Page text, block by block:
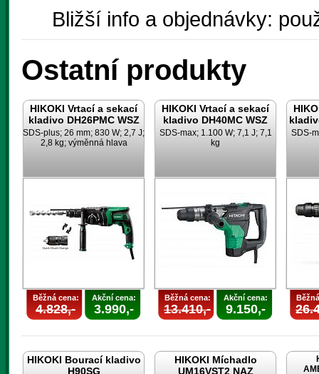
Bližší info a objednávky:
Ostatní produkty
HIKOKI Vrtací a sekací
kladivo DH26PMC WSZ
SDS-plus; 26 mm; 830 W; 2,7 J;
2,8 kg; výměnná hlava
Běžná cena:
4.828,-
Akční cena:
3.990,-
HIKOKI Vrtací a sekací
kladivo DH40MC WSZ
SDS-max; 1.100 W; 7,1 J; 7,1
kg
Běžná cena:
13.410,-
Akční cena:
9.150,-
SDS-
HIKOKI Bourací kladivo
H90SG
HIKOKI Míchadlo
UM16VST2 NAZ